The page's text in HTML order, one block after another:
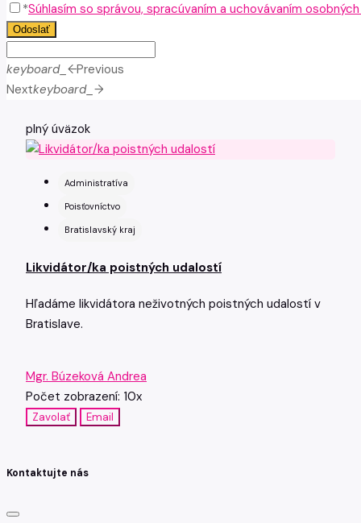
*Súhlasím so správou, spracúvaním a uchovávaním
Odoslať
keyboard_arrow_leftPrevious
Nextkeyboard_arrow_right
plný úväzok
Administratíva
Poisťovníctvo
Bratislavský kraj
Likvidátor/ka poistných udalostí
Hľadáme likvidátora neživotných poistných udalostí v
Bratislave.
Mgr. Búzeková Andrea
Počet zobrazení: 10x
Zavolať Email
Kontaktujte nás